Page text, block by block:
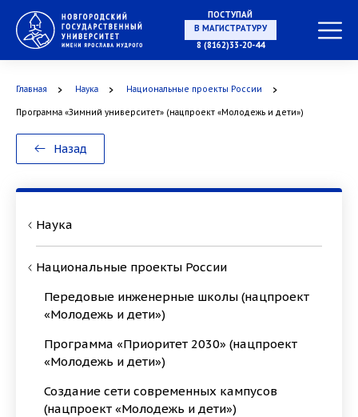
ПОСТУПАЙ
В МАГИСТРАТУРУ
В АСПИРАНТУРУ
8 (8162)33-20-44
Главная Наука Национальные проекты России
Программа «Зимний университет» (нацпроект «Молодежь и дети»)
Назад
Наука
Национальные проекты России
Передовые инженерные школы (нацпроект
«Молодежь и дети»)
Программа «Приоритет 2030» (нацпроект
«Молодежь и дети»)
Создание сети современных кампусов
(нацпроект «Молодежь и дети»)